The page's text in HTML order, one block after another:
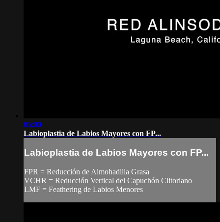
05:00
Labioplastia de Labios Mayores con FP...
Labioplastia de Labios Mayores con FP...
FPR = Reducción de Almohadilla Grasa
VCHR = Reducción Vertical del Capuchón Clitoriano
LMF = Feathering de Labios Menores